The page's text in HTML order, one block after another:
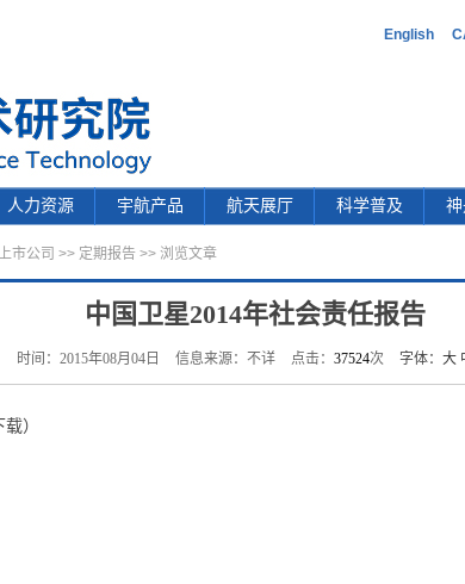
English
人力资源 宇航产品 航天展厅 科学普及
市公司 >> 定期报告 >> 浏览文章
中国卫星2014年社会责任报告
时间：2015年08月04日 信息来源：不详 点击： 37524次 字体： 大
）